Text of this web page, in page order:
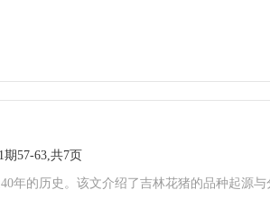
期57-63,共7页
年的历史。该文介绍了吉林花猪的品种起源